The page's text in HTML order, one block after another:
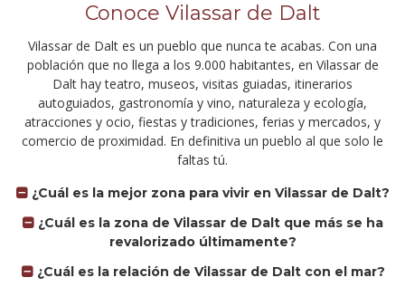
Conoce Vilassar de Dalt
Vilassar de Dalt es un pueblo que nunca te acabas. Con una
población que no llega a los 9.000 habitantes, en Vilassar de
Dalt hay teatro, museos, visitas guiadas, itinerarios
autoguiados, gastronomía y vino, naturaleza y ecología,
atracciones y ocio, fiestas y tradiciones, ferias y mercados, y
comercio de proximidad. En definitiva un pueblo al que solo le
faltas tú.
¿Cuál es la mejor zona para vivir en Vilassar de Dalt?
¿Cuál es la zona de Vilassar de Dalt que más se ha
revalorizado últimamente?
¿Cuál es la relación de Vilassar de Dalt con el mar?